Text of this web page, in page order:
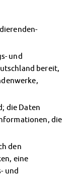
und
bereit,
die Daten
die
den
eine
und